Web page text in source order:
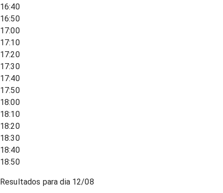
16:40
16:50
17:00
17:10
17:20
17:30
17:40
17:50
18:00
18:10
18:20
18:30
18:40
18:50
Resultados para dia 12/08